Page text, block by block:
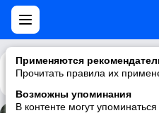
Применяются
Прочитать правила их
Возможны упоминания
В контенте могут
Каталог Рекомендации